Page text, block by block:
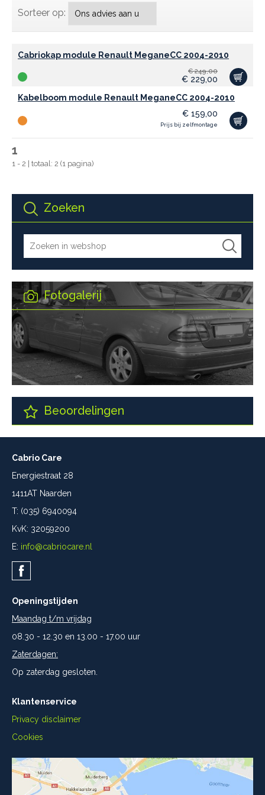
Zoeken
Fotogalerij
Beoordelingen
Sorteer op:
Cabriokap module Renault MeganeCC 2004-2010
€249,00
€ 229,00
Kabelboom module Renault MeganeCC 2004-2010
€ 159,00
Prijs bij zelfmontage
1
1 - 2 | totaal: 2 (1 pagina)
Cabrio Care
Energiestraat 28
1411AT Naarden
T: (035) 6940094
KvK: 32059200
E: info@cabriocare.nl
Openingstijden
Maandag t/m vrijdag
08.30 - 12.30 en 13.00 - 17.00 uur
Zaterdagen:
Op zaterdag gesloten.
Klantenservice
Privacy disclaimer
Cookies